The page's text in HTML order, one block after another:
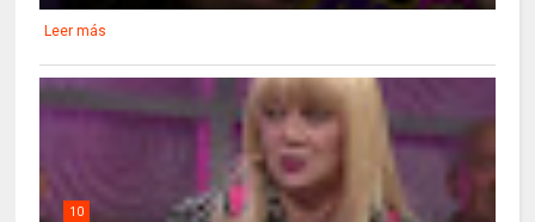
Leer más
10